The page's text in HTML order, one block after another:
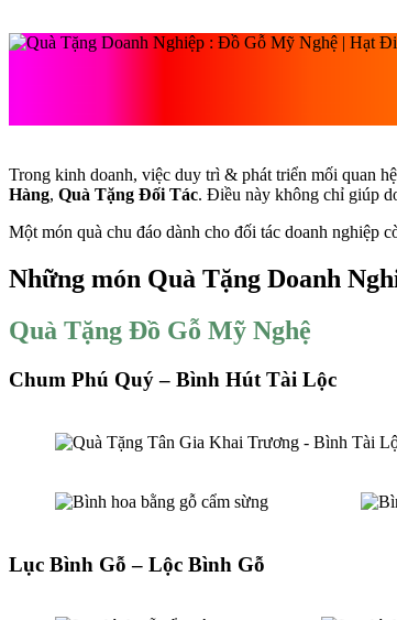
Trong kinh doanh, việc duy trì & phát triển mối quan
Hàng, Quà Tặng Đối Tác. Điều này không chỉ giúp
Một món quà chu đáo dành cho đối tác doanh nghiệp
Những món Quà Tặng Doanh
Quà Tặng Đồ Gỗ Mỹ Nghệ
Chum Phú Quý – Bình Hút Tài Lộc
Lục Bình Gỗ – Lộc Bình Gỗ